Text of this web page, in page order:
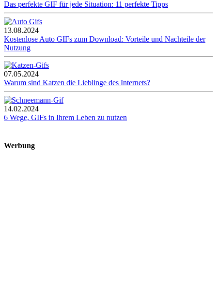
Das perfekte GIF für jede Situation: 11 perfekte Tipps
13.08.2024
Kostenlose Auto GIFs zum Download: Vorteile und Nachteile der
Nutzung
07.05.2024
Warum sind Katzen die Lieblinge des Internets?
14.02.2024
6 Wege, GIFs in Ihrem Leben zu nutzen
Werbung